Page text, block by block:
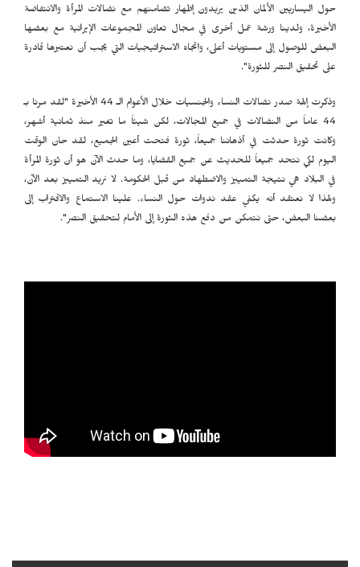
حول اليساريين الألمان الذين يريدون إظهار تضامنهم مع نضالات المرأة والانتفاضة
الأخيرة، ولدينا ورشة عمل أخرى في مجال تعاون المجموعات الإيرانية مع بعضها
البعض للوصول إلى مستويات أعلى، واتجاه الاستراتيجيات التي يجب أن نعتبرها قادرة
على تحقيق النصر للثورة".
وذكرت إلهة صدر نضالات النساء والجنسيات خلال الأعوام الـ 44 الأخيرة "لقد مرنا بـ
44 عاماً من النضالات في جميع المجالات، لكن شيئاً ما تغير منذ ثمانية أشهر،
وكانت ثورة حدثت في أذهاننا جميعاً، ثورة فتحت أعين الجميع، لقد حان الوقت
اليوم لكي نتحد جميعاً للحديث عن جميع القضايا، وما حدث الآن هو أن ثورة المرأة
في البلاد هي نتيجة التمييز والاضطهاد من قبل الحكومة. لا نريد التمييز بعد الآن،
ولهذا لا نعتقد أنه يكفي عقد ندوات حول النساء. علينا الاستماع والاقتراب إلى
بعضنا البعض، حتى نتمكن من دفع هذه الثورة إلى الأمام لتحقيق النصر".